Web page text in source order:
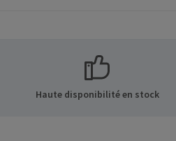
RAMPA.Informations sur le
fabricant: RAMPA GmbH &
Co. KG Auf der Heide 8 21514
Haute disponibilité en stock